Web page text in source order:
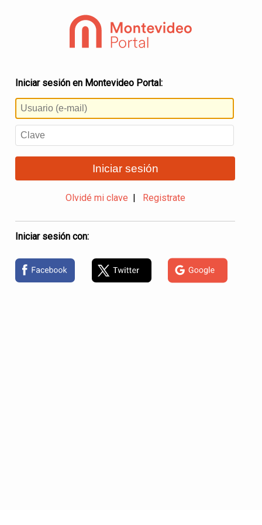
Iniciar sesión en Montevideo Portal:
Iniciar sesión
Olvidé mi clave Registrate
Iniciar sesión con: